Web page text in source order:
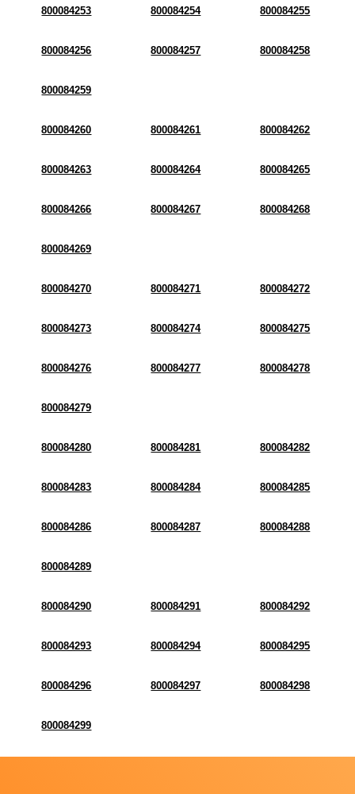
800084253 800084254 800084255
800084256 800084257 800084258
800084259
800084260 800084261 800084262
800084263 800084264 800084265
800084266 800084267 800084268
800084269
800084270 800084271 800084272
800084273 800084274 800084275
800084276 800084277 800084278
800084279
800084280 800084281 800084282
800084283 800084284 800084285
800084286 800084287 800084288
800084289
800084290 800084291 800084292
800084293 800084294 800084295
800084296 800084297 800084298
800084299